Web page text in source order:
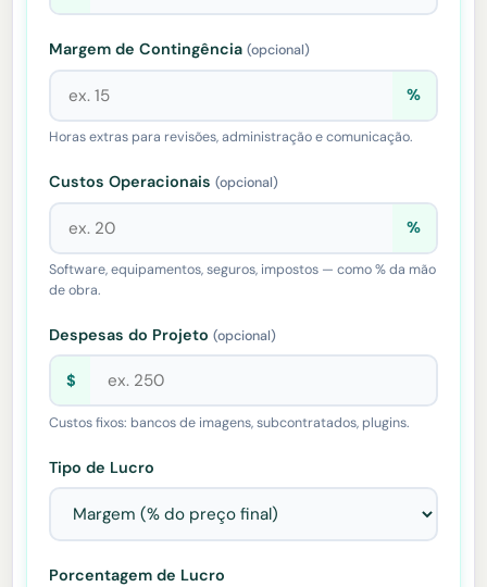
Margem de Contingência(opcional)
%
Horas extras para revisões, administração e comunicação.
Custos Operacionais(opcional)
%
Software, equipamentos, seguros, impostos — como % da mão
de obra.
Despesas do Projeto(opcional)
$
Custos fixos: bancos de imagens, subcontratados, plugins.
Tipo de Lucro
Porcentagem de Lucro